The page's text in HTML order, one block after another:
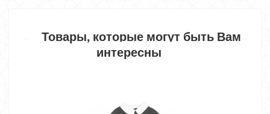
Товары, которые могут быть Вам
интересны